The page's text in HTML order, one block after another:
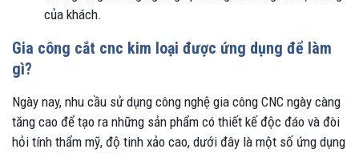
của khách.
Gia công cắt cnc kim loại được ứng dụng để làm
gì?
Ngày nay, nhu cầu sử dụng công nghệ gia công CNC ngày càng
tăng cao để tạo ra những sản phẩm có thiết kế độc đáo và đòi
hỏi tính thẩm mỹ, độ tinh xảo cao, dưới đây là một số ứng dụng